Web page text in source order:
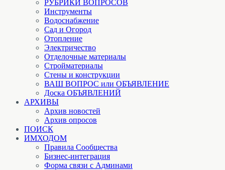
РУБРИКИ ВОПРОСОВ
Инструменты
Водоснабжение
Сад и Огород
Отопление
Электричество
Отделочные материалы
Стройматериалы
Стены и конструкции
ВАШ ВОПРОС или ОБЪЯВЛЕНИЕ
Доска ОБЪЯВЛЕНИЙ
АРХИВЫ
Архив новостей
Архив опросов
ПОИСК
ИМХОДОМ
Правила Сообщества
Бизнес-интеграция
Форма связи с Админами